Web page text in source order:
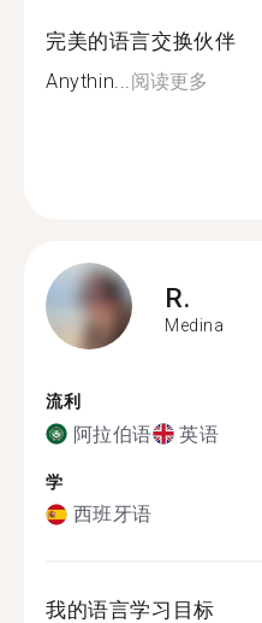
完美的语言交换伙伴
Anythin...阅读更多
R.
Medina
流利
阿拉伯语 英语
学
西班牙语
我的语言学习目标